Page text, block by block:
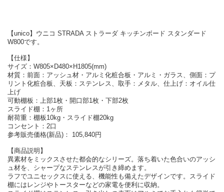
【unico】ウニコ STRADA ストラーダ キッチンボード スタンダード
W800です。
【仕様】
サイズ：W805×D480×H1805(mm)
材質：前面：アッシュ材・アルミ化粧合板・アルミ・ガラス、側面：プ
リント化粧合板、天板：ステンレス、取手：メタル、仕上げ：オイル仕
上げ
可動棚板：上部1枚・開口部1枚・下部2枚
スライド棚：1ヶ所
耐荷重：棚板10kg・スライド棚20kg
コンセント：2口
参考販売価格(新品)： 105,840円
【商品説明】
異素材をミックスさせた都会的なシリーズ。落ち着いた色合いのアッシ
ュ材を、シャープなステンレスが引き締めます。
ラフでユニセックスに使える、機能性も備えたデザインです。スライド
棚にはレンジやトースターなどの家電を便利に収納。